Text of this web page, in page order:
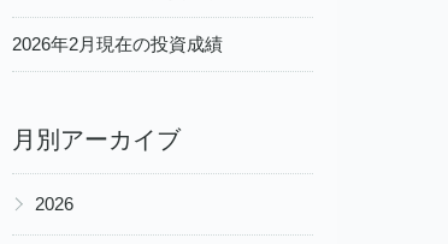
2026年2月現在の投資成績
月別アーカイブ
▶ 2026